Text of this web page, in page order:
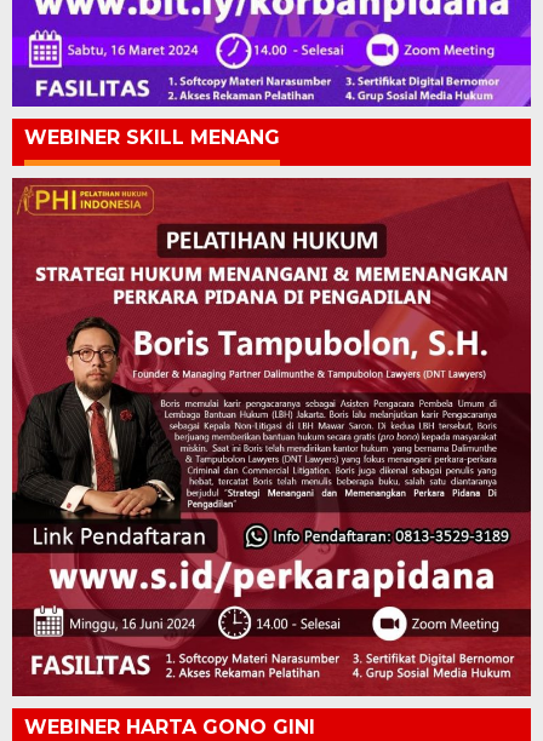
WEBINER SKILL MENANG
WEBINER HARTA GONO GINI